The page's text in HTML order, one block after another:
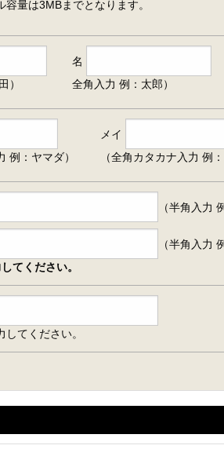
量は3MBまでとなります。
）
名
全角入力 例：太郎）
例：ヤマダ）
メイ
（全角カタカナ入力 例：
（半角入力
（半角入力
てください。
てください。